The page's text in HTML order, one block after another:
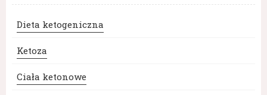
Dieta ketogeniczna
Ketoza
Ciała ketonowe